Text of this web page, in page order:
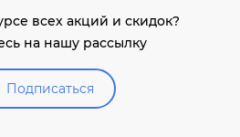
всех акций и скидок?
на нашу рассылку
Подписаться